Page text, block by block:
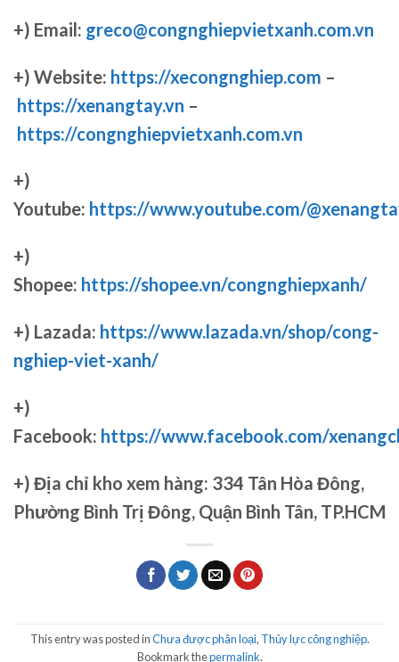
+) Email: greco@congnghiepvietxanh.com.vn
+) Website: https://xecongnghiep.com –
https://xenangtay.vn –
https://congnghiepvietxanh.com.vn
+)
Youtube: https://www.youtube.com/
+)
Shopee: https://shopee.vn/congnghiepxanh/
+) Lazada: https://www.lazada.vn/shop/cong-
nghiep-viet-xanh/
+)
Facebook: https://www.facebook.com/
+) Địa chỉ kho xem hàng: 334 Tân Hòa Đông,
Phường Bình Trị Đông, Quận Bình Tân, TP.HCM
This entry was posted inChưa được phân loại, Thủy lực công nghiệp.
Bookmark thepermalink.